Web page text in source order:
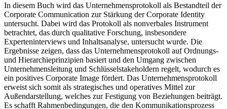
In diesem Buch wird das Unternehmensprotokoll als Bestandteil der
Corporate Communication zur Stärkung der Corporate Identity
untersucht. Dabei wird das Protokoll als nonverbales Instrument
betrachtet, das durch qualitative Forschung, insbesondere
Experteninterviews und Inhaltsanalyse, untersucht wurde. Die
Ergebnisse zeigen, dass das Unternehmensprotokoll auf Ordnungs-
und Hierarchieprinzipien basiert und den Umgang zwischen
Unternehmensleitung und Schlüsselstakeholdern regelt, wodurch es
ein positives Corporate Image fördert. Das Unternehmensprotokoll
erweist sich somit als strategisches und operatives Mittel zur
Außendarstellung, welches zur Festigung von Beziehungen beiträgt.
Es schafft Rahmenbedingungen, die den Kommunikationsprozess